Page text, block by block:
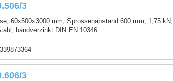
3
60x500x3000 mm, Sprossenabstand 600 mm, 1,75 kN,
bandverzinkt DIN EN 10346
3